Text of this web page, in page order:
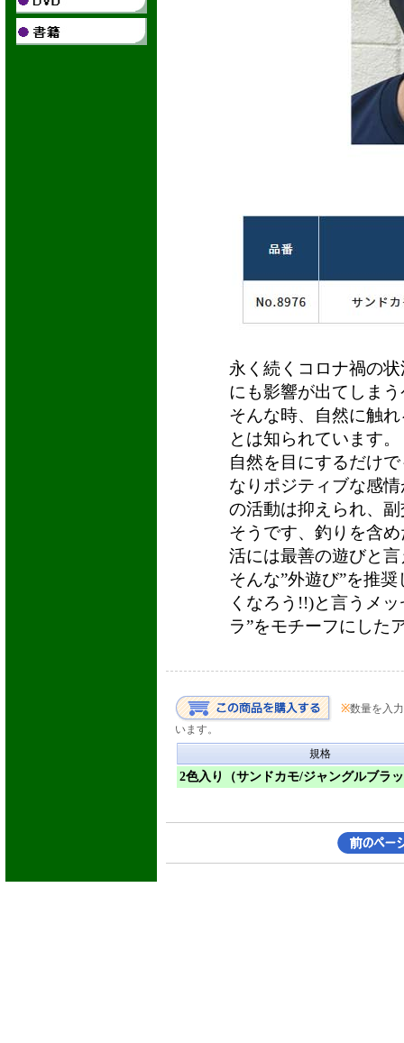
永く続くコロナ禍の
にも影響が出てしま
そんな時、自然に触
とは知られています。
自然を目にするだけ
なりポジティブな感
の活動は抑えられ、
そうです、釣りを含
活には最善の遊びと
そんな”外遊び”を推
くなろう!!)と言うメ
ラ”をモチーフにした
※数量を入
います。
規格
2色入り（サンドカモ/ジャングルブラ